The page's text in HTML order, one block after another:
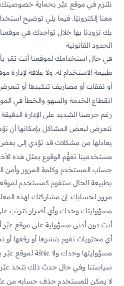
نلتزم في موقع عبِّر بحماية خصوصيتك
معنا إلكترونيًا. فيما يلي توضيح
بك تزودنا بها خلال تواجدك في
الحدود القانونية
في حال استخدامك لموقعنا أنت تقر
طبيعة الاستخدام له. ولا علاقة لإدارة
أو نفقات أو مصاريف تتكبدها أو
انقطاع الخدمة والسهو والخطأ في
رغم حرصنا الشديد على الإدارة
نتعرض لبعض المشاكل بإمكانها أن
يعادلها من مشكلات قد تؤدي إلى بعض
مستخدمينا تفهُّم الوقوع بمثل هذه
حساب المستخدم وكلمة المرور وأمن
بطبيعة الحال ستقوم كمستخدم
مرور لحسابك. إن مشاركتك لهذه
مسؤوليتك وحدك وأي أضرار تترتب
أنت دون أدنى مسؤولية على موقع عبِّر
أي محتويات تقوم بنشرها أو رفعها أو
مسؤوليتها وحدك ولا علاقة لموقع عبِّر
سياستنا وفي حال حدث ذلك تتخذ عبِّر
لا يمكن للمستخدم حذف حسابه من